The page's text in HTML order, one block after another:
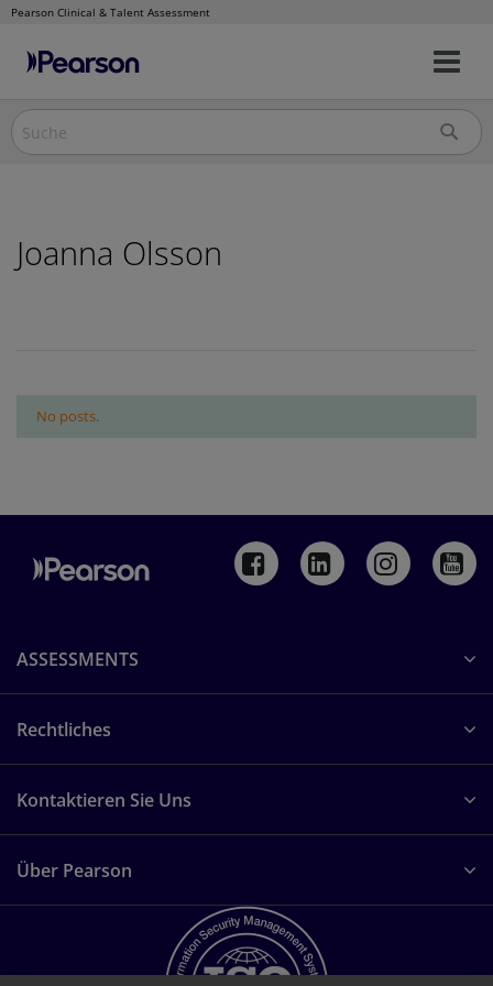
Pearson Clinical & Talent Assessment
Direkt
Inhalt
Joanna Olsson
No posts.
ASSESSMENTS
Rechtliches
Kontaktieren Sie Uns
Über Pearson